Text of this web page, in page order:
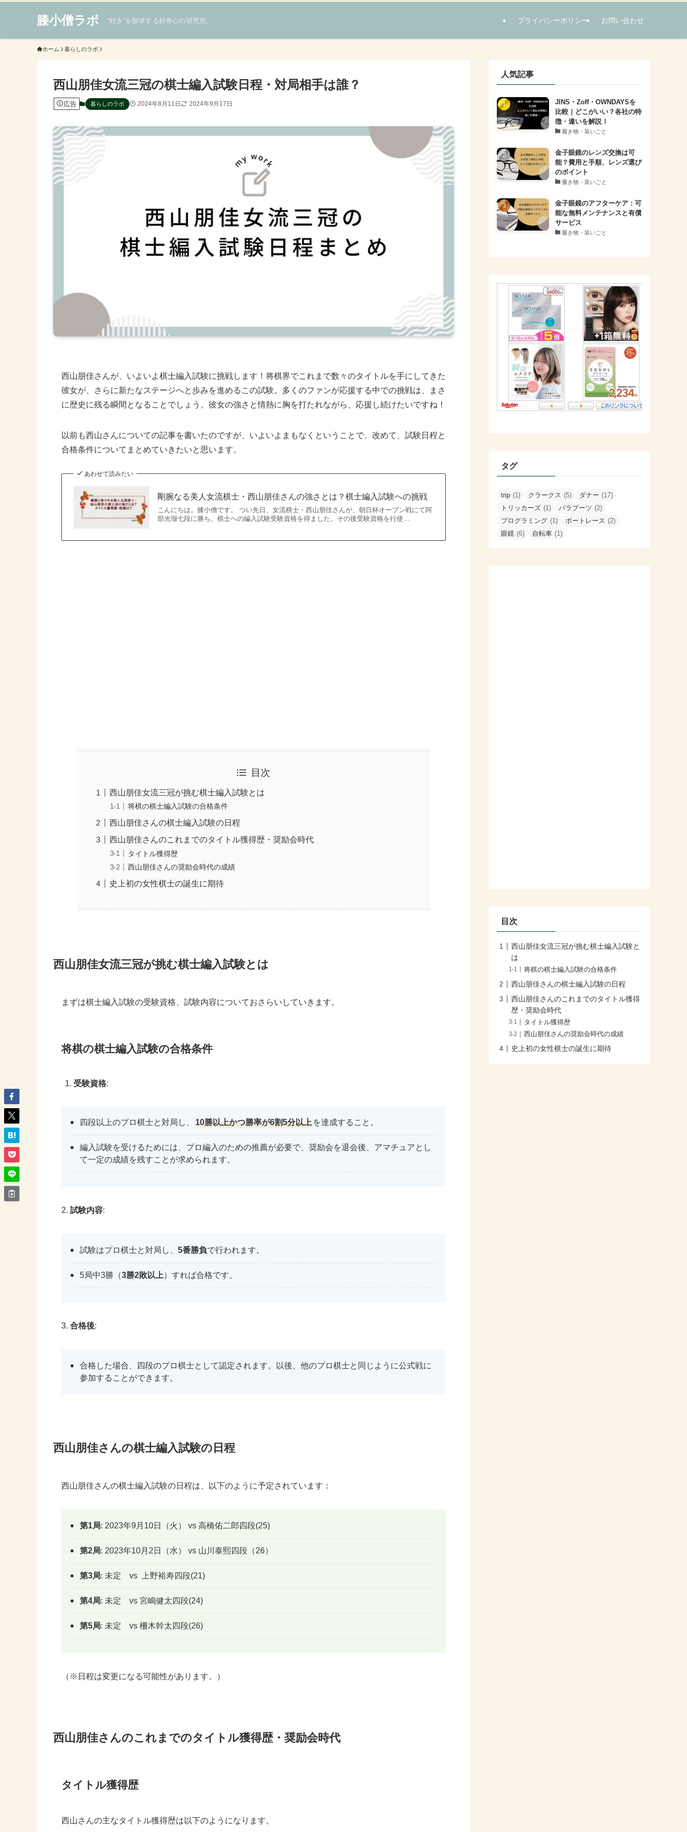
膝小僧ラボ “好き”を探求する好奇心の研究所。 プライバシーポリシー お問い合わせ
ホーム 暮らしのラボ
西山朋佳女流三冠の棋士編入試験日程・対局相手は誰？
広告 暮らしのラボ 2024年8月11日 2024年9月17日
西山朋佳さんが、いよいよ棋士編入試験に挑戦します！将棋界でこれまで数々のタイトルを手にしてきた
彼女が、さらに新たなステージへと歩みを進めるこの試験。多くのファンが応援する中での挑戦は、まさ
に歴史に残る瞬間となることでしょう。彼女の強さと情熱に胸を打たれながら、応援し続けたいですね！
以前も西山さんについての記事を書いたのですが、いよいよまもなくということで、改めて、試験日程と
合格条件についてまとめていきたいと思います。
あわせて読みたい
剛腕なる美人女流棋士・西山朋佳さんの強さとは？棋士編入試験への挑戦
こんにちは。膝小僧です。 つい先日、女流棋士・西山朋佳さんが、朝日杯オープン戦にて阿
部光瑠七段に勝ち、棋士への編入試験受験資格を得ました。その後受験資格を行使…
目次
西山朋佳女流三冠が挑む棋士編入試験とは
将棋の棋士編入試験の合格条件
西山朋佳さんの棋士編入試験の日程
西山朋佳さんのこれまでのタイトル獲得歴・奨励会時代
タイトル獲得歴
西山朋佳さんの奨励会時代の成績
史上初の女性棋士の誕生に期待
西山朋佳女流三冠が挑む棋士編入試験とは
まずは棋士編入試験の受験資格、試験内容についておさらいしていきます。
将棋の棋士編入試験の合格条件
受験資格:
四段以上のプロ棋士と対局し、 10勝以上かつ勝率が6割5分以上 を達成すること。
編入試験を受けるためには、プロ編入のための推薦が必要で、奨励会を退会後、アマチュアとし
て一定の成績を残すことが求められます。
2. 試験内容:
試験はプロ棋士と対局し、 5番勝負で行われます。
5局中3勝（3勝2敗以上）すれば合格です。
3. 合格後:
合格した場合、四段のプロ棋士として認定されます。以後、他のプロ棋士と同じように公式戦に
参加することができます。
西山朋佳さんの棋士編入試験の日程
西山朋佳さんの棋士編入試験の日程は、以下のように予定されています：
第1局: 2023年9月10日（火） vs 高橋佑二郎四段(25)
第2局: 2023年10月2日（水） vs 山川泰熙四段（26）
第3局: 未定 vs 上野裕寿四段(21)
第4局: 未定 vs 宮嶋健太四段(24)
第5局: 未定 vs 柵木幹太四段(26)
（※日程は変更になる可能性があります。）
西山朋佳さんのこれまでのタイトル獲得歴・奨励会時代
タイトル獲得歴
西山さんの主なタイトル獲得歴は以下のようになります。
人気記事
JINS・Zoff・OWNDAYSを
比較｜どこがいい？各社の特
徴・違いを解説！
履き物・装いごと
金子眼鏡のレンズ交換は可
能？費用と手順、レンズ選び
のポイント
履き物・装いごと
金子眼鏡のアフターケア：可
能な無料メンテナンスと有償
サービス
履き物・装いごと
タグ
trip (1) クラークス (5) ダナー (17)
トリッカーズ (1) パラブーツ (2)
プログラミング (1) ボートレース (2)
眼鏡 (6) 自転車 (1)
目次
西山朋佳女流三冠が挑む棋士編入試験と
は
将棋の棋士編入試験の合格条件
西山朋佳さんの棋士編入試験の日程
西山朋佳さんのこれまでのタイトル獲得
歴・奨励会時代
タイトル獲得歴
西山朋佳さんの奨励会時代の成績
史上初の女性棋士の誕生に期待